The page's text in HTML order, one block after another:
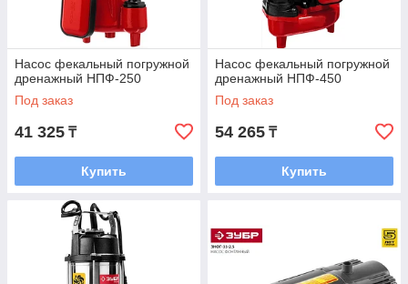
Насос фекальный погружной
дренажный НПФ-250
Под заказ
41 325 ₸
Купить
Насос фекальный погружной
дренажный НПФ-450
Под заказ
54 265 ₸
Купить